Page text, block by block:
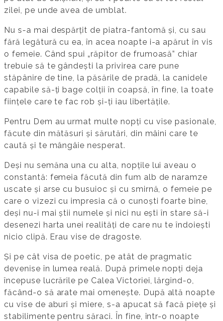
zilei, pe unde avea de umblat.
Nu s-a mai despărțit de piatra-fantomă și, cu sau
fără legătură cu ea, în acea noapte i-a apărut în vis
o femeie. Când spui „răpitor de frumoasă” chiar
trebuie să te gândești la privirea care pune
stăpânire de tine, la păsările de pradă, la canidele
capabile să-ți bage colții în coapsă, în fine, la toate
ființele care te fac rob și-ți iau libertățile.
Pentru Dem au urmat multe nopți cu vise pasionale,
făcute din mătăsuri și sărutări, din mâini care te
caută și te mângâie nesperat.
Deși nu semăna una cu alta, nopțile lui aveau o
constantă: femeia făcută din fum alb de naramze
uscate și arse cu busuioc și cu smirnă, o femeie pe
care o vizezi cu impresia că o cunoști foarte bine,
deși nu-i mai știi numele și nici nu ești în stare să-i
desenezi harta unei realități de care nu te îndoiești
nicio clipă. Erau vise de dragoste.
Și pe cât visa de poetic, pe atât de pragmatic
devenise în lumea reală. După primele nopți deja
începuse lucrările pe Calea Victoriei, lărgind-o,
făcând-o să arate mai omenește. După altă noapte
cu vise de aburi și miere, s-a apucat să facă piețe și
stabilimente pentru săraci. În fine, într-o noapte